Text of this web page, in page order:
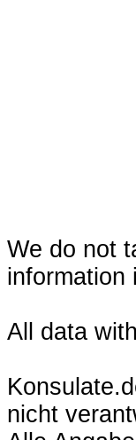
We do not
information
All data
nicht